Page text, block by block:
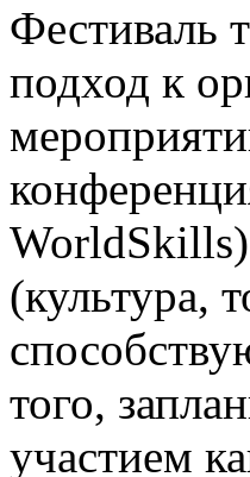
Фестиваль
подход к
WorldSkills)
(культура,
того,
участием